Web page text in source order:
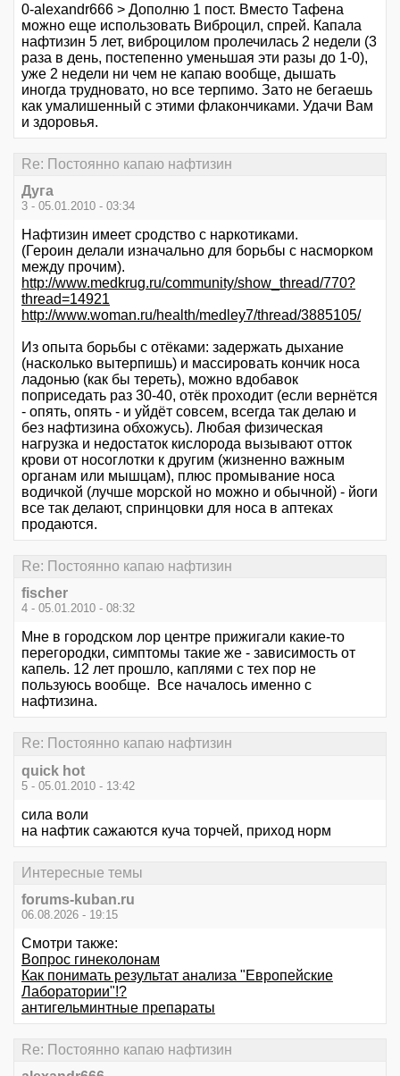
0-alexandr666 > Дополню 1 пост. Вместо Тафена
можно еще использовать Виброцил, спрей. Капала
нафтизин 5 лет, виброцилом пролечилась 2 недели (3
раза в день, постепенно уменьшая эти разы до 1-0),
уже 2 недели ни чем не капаю вообще, дышать
иногда трудновато, но все терпимо. Зато не бегаешь
как умалишенный с этими флакончиками. Удачи Вам
и здоровья.
Re: Постоянно капаю нафтизин
Дуга
3 - 05.01.2010 - 03:34
Нафтизин имеет сродство с наркотиками.
(Героин делали изначально для борьбы с насморком
между прочим).
http://www.medkrug.ru/community/show_thread/770?
thread=14921
http://www.woman.ru/health/medley7/thread/3885105/
Из опыта борьбы с отёками: задержать дыхание
(насколько вытерпишь) и массировать кончик носа
ладонью (как бы тереть), можно вдобавок
поприседать раз 30-40, отёк проходит (если вернётся
- опять, опять - и уйдёт совсем, всегда так делаю и
без нафтизина обхожусь). Любая физическая
нагрузка и недостаток кислорода вызывают отток
крови от носоглотки к другим (жизненно важным
органам или мышцам), плюс промывание носа
водичкой (лучше морской но можно и обычной) - йоги
все так делают, спринцовки для носа в аптеках
продаются.
Re: Постоянно капаю нафтизин
fischer
4 - 05.01.2010 - 08:32
Мне в городском лор центре прижигали какие-то
перегородки, симптомы такие же - зависимость от
капель. 12 лет прошло, каплями с тех пор не
пользуюсь вообще. Все началось именно с
нафтизина.
Re: Постоянно капаю нафтизин
quick hot
5 - 05.01.2010 - 13:42
сила воли
на нафтик сажаются куча торчей, приход норм
Интересные темы
forums-kuban.ru
06.08.2026 - 19:15
Смотри также:
Вопрос гинеколонам
Как понимать результат анализа "Европейские
Лаборатории"!?
антигельминтные препараты
Re: Постоянно капаю нафтизин